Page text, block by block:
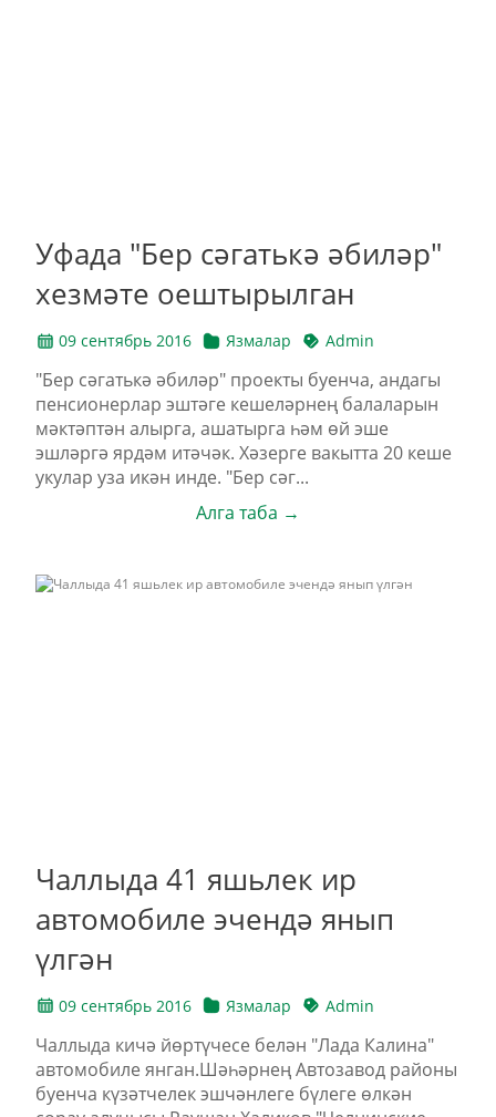
Уфада "Бер сәгатькә әбиләр"
хезмәте оештырылган
09 сентябрь 2016 Язмалар Admin
"Бер сәгатькә әбиләр" проекты буенча, андагы
пенсионерлар эштәге кешеләрнең балаларын
мәктәптән алырга, ашатырга һәм өй эше
эшләргә ярдәм итәчәк. Хәзерге вакытта 20 кеше
укулар уза икән инде. "Бер сәг...
Алга таба →
Чаллыда 41 яшьлек ир
автомобиле эчендә янып
үлгән
09 сентябрь 2016 Язмалар Admin
Чаллыда кичә йөртүчесе белән "Лада Калина"
автомобиле янган.Шәһәрнең Автозавод районы
буенча күзәтчелек эшчәнлеге бүлеге өлкән